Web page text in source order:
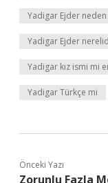
Yadigar Ejder
Yadigar Ejder
Yadigar kız ismi mi
Yadigar Türkçe mi
Önceki Yazı
Zorunlu Fazla